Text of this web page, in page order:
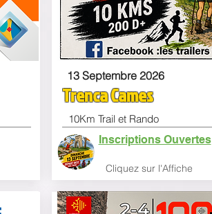
13 Septembre 2026
Trenca Cames
10Km Trail et Rando
Inscriptions Ouvertes
Cliquez sur l'Affiche